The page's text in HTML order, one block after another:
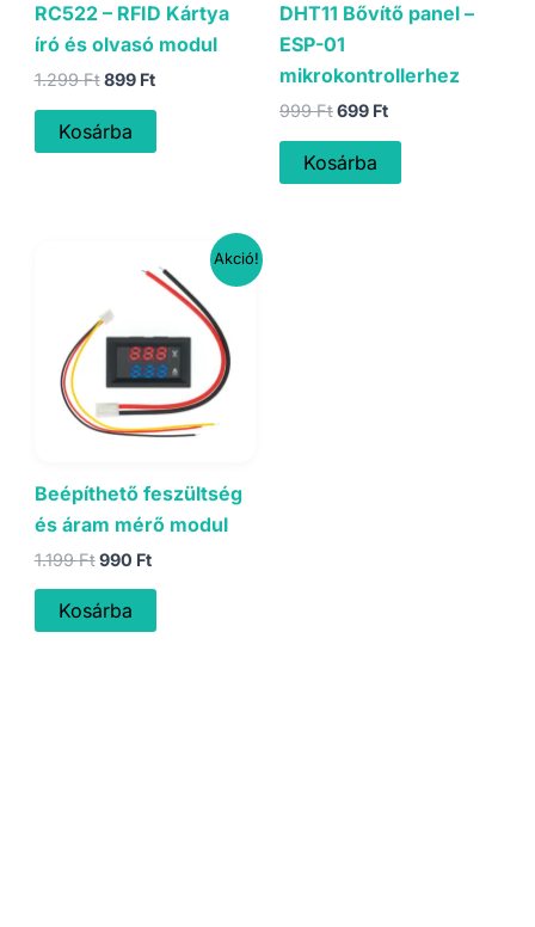
RC522 – RFID Kártya
író és olvasó modul
1.299FtOriginal
was:
1.299 Ft.
899 FtCurrent
Kosárba
DHT11 Bővítő panel –
ESP-01
mikrokontrollerhez
999FtOriginal
was:
999 Ft.
699 FtCurrent
Kosárba
Akció!
Beépíthető feszültség
és áram mérő modul
1.199FtOriginal
was:
1.199 Ft.
990 FtCurrent
Kosárba